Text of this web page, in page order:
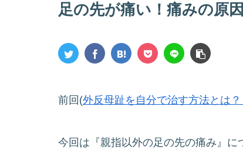
足の先が痛い！痛みの原
前回(外反母趾を自分で治す方法とは？
今回は『親指以外の足の先の痛み』に